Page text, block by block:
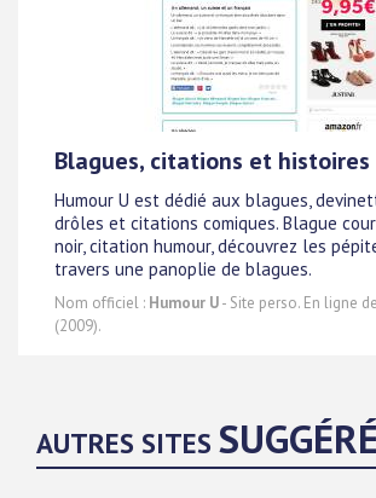
Blagues, citations et histoires
Humour U est dédié aux blagues,
drôles et citations comiques. Blague
noir, citation humour, découvrez les
travers une panoplie de blagues.
Nom officiel : Humour U- Site perso. En ligne
(2009).
AUTRES SITES